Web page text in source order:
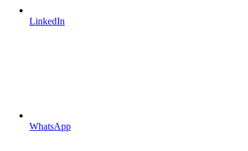
LinkedIn
WhatsApp